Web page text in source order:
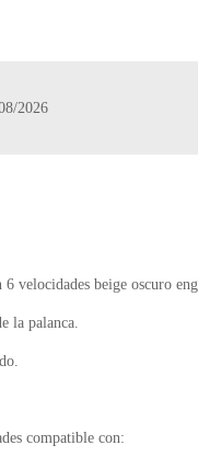
2026
6 velocidades beige oscuro
la palanca.
compatible con: